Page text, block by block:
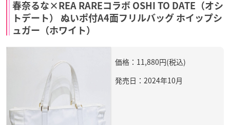
春奈るな×REA RAREコラボ OSHI TO DATE（オシ
トデート） ぬいポ付A4面フリルバッグ ホイップシ
ュガー（ホワイト）
価格：11,880円(税込)
発売日：2024年10月